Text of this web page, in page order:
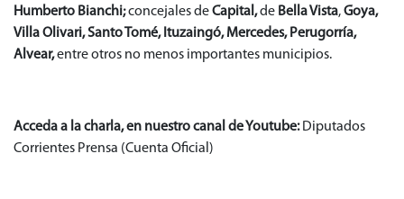
Humberto Bianchi;concejales deCapital,de Bella Vista,Goya,
Villa Olivari, Santo Tomé, Ituzaingó, Mercedes, Perugorría,
Alvear,entre otros no menos importantes municipios.
Acceda a la charla, en nuestro canal de Youtube:Diputados
Corrientes Prensa (Cuenta Oficial)